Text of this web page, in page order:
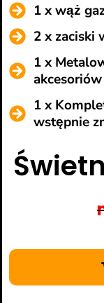
1 x wąż
2 x zaciski
1 x
akcesoriów
1 x
wstępnie